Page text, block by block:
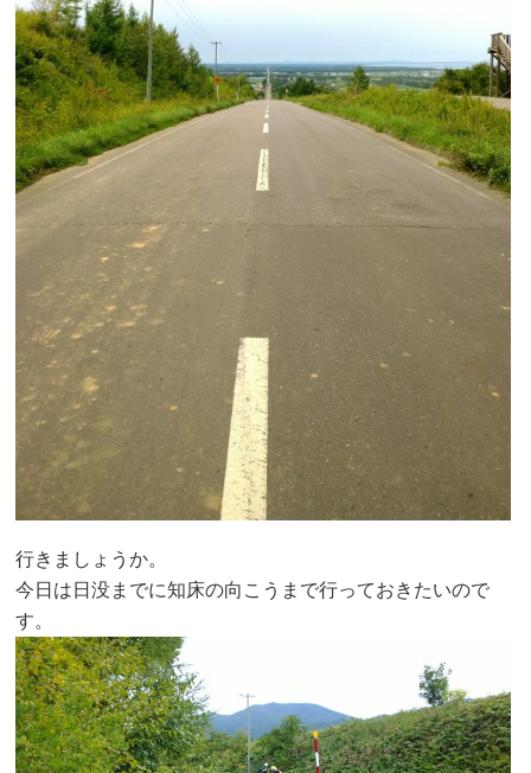
行きましょうか。
今日は日没までに知床の向こうまで行っておきたいので
す。